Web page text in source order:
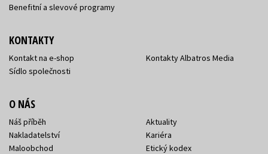
Benefitní a slevové programy
KONTAKTY
Kontakt na e-shop
Sídlo společnosti
Kontakty Albatros Media
O NÁS
Náš příběh
Nakladatelství
Maloobchod
Aktuality
Kariéra
Etický kodex